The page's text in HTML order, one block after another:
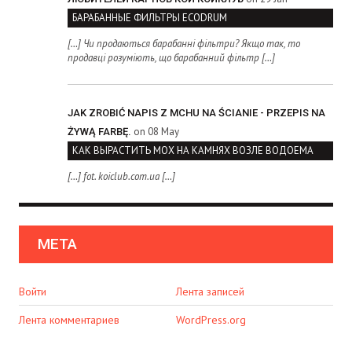
БАРАБАННЫЕ ФИЛЬТРЫ ECODRUM
[…] Чи продаються барабанні фільтри? Якщо так, то
продавці розуміють, що барабанний фільтр […]
JAK ZROBIĆ NAPIS Z MCHU NA ŚCIANIE - PRZEPIS NA
ŻYWĄ FARBĘ. on 08 May
КАК ВЫРАСТИТЬ МОХ НА КАМНЯХ ВОЗЛЕ ВОДОЕМА
[…] fot. koiclub.com.ua […]
МЕТА
Войти
Лента записей
Лента комментариев
WordPress.org